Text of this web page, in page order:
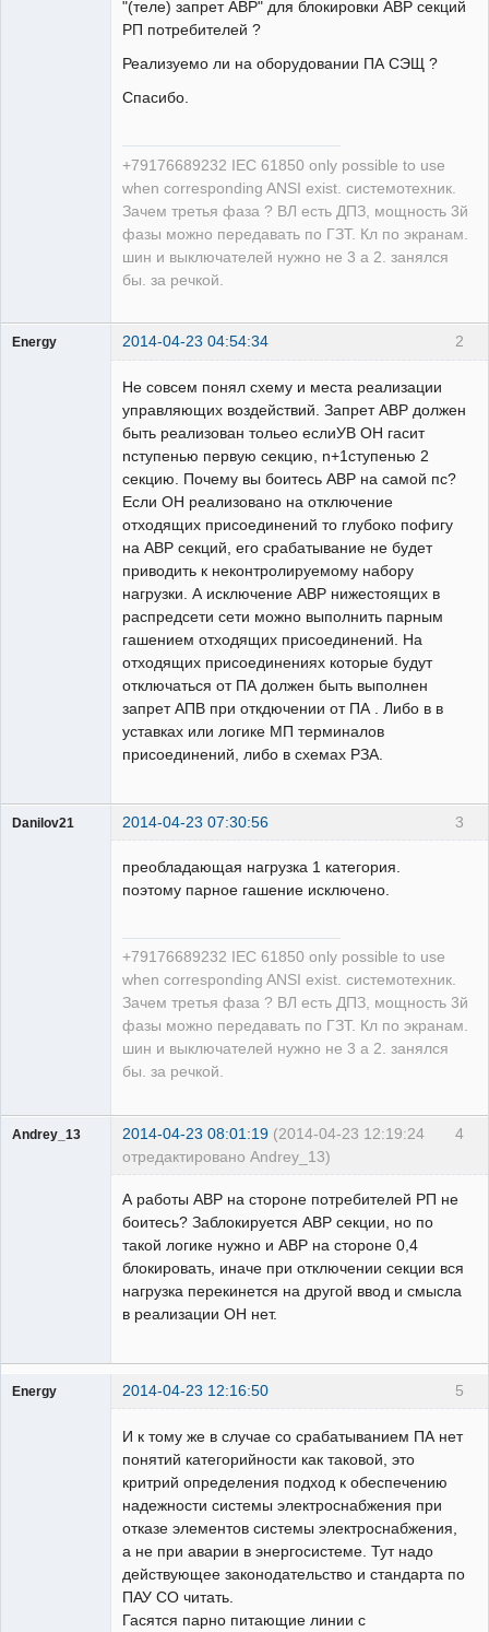
"(теле) запрет АВР" для блокировки АВР секций
РП потребителей ?
Реализуемо ли на оборудовании ПА СЭЩ ?
Спасибо.
+79176689232 IEC 61850 only possible to use
when corresponding ANSI exist. системотехник.
Зачем третья фаза ? ВЛ есть ДПЗ, мощность 3й
фазы можно передавать по ГЗТ. Кл по экранам.
шин и выключателей нужно не 3 а 2. занялся
бы. за речкой.
2
Energy 2014-04-23 04:54:34
Не совсем понял схему и места реализации
управляющих воздействий. Запрет АВР должен
быть реализован тольео еслиУВ ОН гасит
nступенью первую секцию, n+1ступенью 2
секцию. Почему вы боитесь АВР на самой пс?
Если ОН реализовано на отключение
отходящих присоединений то глубоко пофигу
на АВР секций, его срабатывание не будет
приводить к неконтролируемому набору
нагрузки. А исключение АВР нижестоящих в
распредсети сети можно выполнить парным
гашением отходящих присоединений. На
отходящих присоединениях которые будут
отключаться от ПА должен быть выполнен
запрет АПВ при откдючении от ПА . Либо в в
уставках или логике МП терминалов
присоединений, либо в схемах РЗА.
3
Danilov21 2014-04-23 07:30:56
преобладающая нагрузка 1 категория.
поэтому парное гашение исключено.
+79176689232 IEC 61850 only possible to use
when corresponding ANSI exist. системотехник.
Зачем третья фаза ? ВЛ есть ДПЗ, мощность 3й
фазы можно передавать по ГЗТ. Кл по экранам.
шин и выключателей нужно не 3 а 2. занялся
бы. за речкой.
4
Andrey_13 2014-04-23 08:01:19 (2014-04-23 12:19:24
отредактировано Andrey_13)
А работы АВР на стороне потребителей РП не
боитесь? Заблокируется АВР секции, но по
такой логике нужно и АВР на стороне 0,4
блокировать, иначе при отключении секции вся
нагрузка перекинется на другой ввод и смысла
в реализации ОН нет.
5
Energy 2014-04-23 12:16:50
И к тому же в случае со срабатыванием ПА нет
понятий категорийности как таковой, это
критрий определения подход к обеспечению
надежности системы электроснабжения при
отказе элементов системы электроснабжения,
а не при аварии в энергосистеме. Тут надо
действующее законодательство и стандарта по
ПАУ СО читать.
Гасятся парно питающие линии с